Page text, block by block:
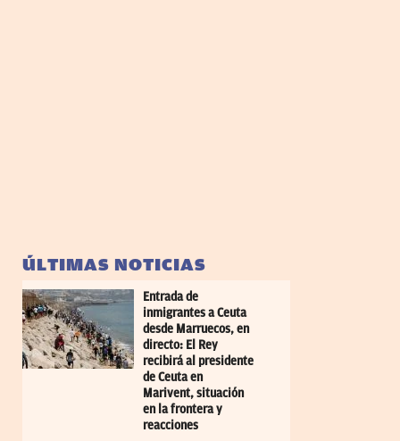
ÚLTIMAS NOTICIAS
Entrada de
inmigrantes a Ceuta
desde Marruecos, en
directo: El Rey
recibirá al presidente
de Ceuta en
Marivent, situación
en la frontera y
reacciones